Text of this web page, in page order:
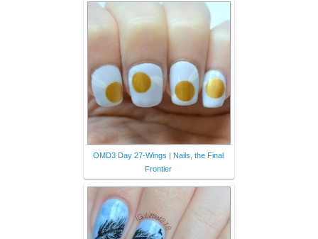
OMD3 Day 27-Wings | Nails, the Final
Frontier